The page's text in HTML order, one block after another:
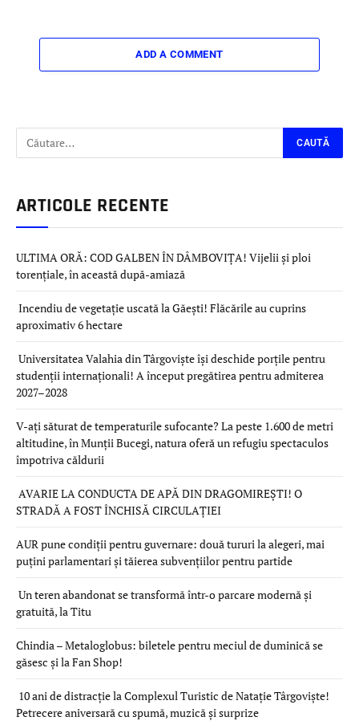
ADD A COMMENT
ARTICOLE RECENTE
ULTIMA ORĂ: COD GALBEN ÎN DÂMBOVIȚA! Vijelii și ploi
torențiale, în această după-amiază
Incendiu de vegetație uscată la Găești! Flăcările au cuprins
aproximativ 6 hectare
Universitatea Valahia din Târgoviște își deschide porțile pentru
studenții internaționali! A început pregătirea pentru admiterea
2027–2028
V-ați săturat de temperaturile sufocante? La peste 1.600 de metri
altitudine, în Munții Bucegi, natura oferă un refugiu spectaculos
împotriva căldurii
AVARIE LA CONDUCTA DE APĂ DIN DRAGOMIREȘTI! O
STRADĂ A FOST ÎNCHISĂ CIRCULAȚIEI
AUR pune condiții pentru guvernare: două tururi la alegeri, mai
puțini parlamentari și tăierea subvențiilor pentru partide
Un teren abandonat se transformă într-o parcare modernă și
gratuită, la Titu
Chindia – Metaloglobus: biletele pentru meciul de duminică se
găsesc și la Fan Shop!
10 ani de distracție la Complexul Turistic de Natație Târgoviște!
Petrecere aniversară cu spumă, muzică și surprize